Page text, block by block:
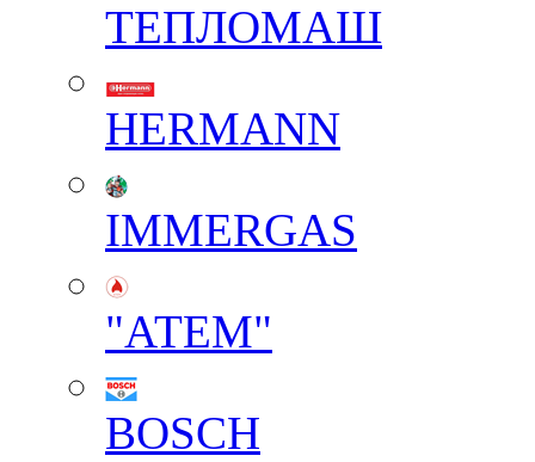
ТЕПЛОМАШ
HERMANN
IMMERGAS
"АТЕМ"
BOSCH